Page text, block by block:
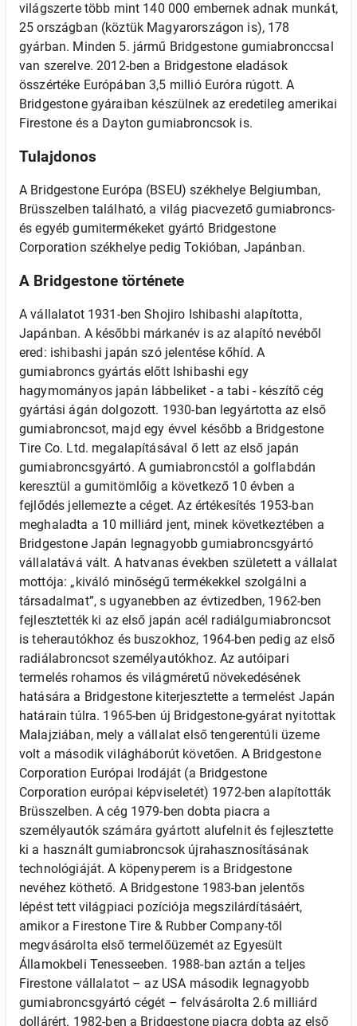
világszerte több mint 140 000 embernek adnak munkát,
25 országban (köztük Magyarországon is), 178
gyárban. Minden 5. jármű Bridgestone gumiabronccsal
van szerelve. 2012-ben a Bridgestone eladások
összértéke Európában 3,5 millió Euróra rúgott. A
Bridgestone gyáraiban készülnek az eredetileg amerikai
Firestone és a Dayton gumiabroncsok is.
Tulajdonos
A Bridgestone Európa (BSEU) székhelye Belgiumban,
Brüsszelben található, a világ piacvezető gumiabroncs-
és egyéb gumitermékeket gyártó Bridgestone
Corporation székhelye pedig Tokióban, Japánban.
A Bridgestone története
A vállalatot 1931-ben Shojiro Ishibashi alapította,
Japánban. A későbbi márkanév is az alapító nevéből
ered: ishibashi japán szó jelentése kőhíd. A
gumiabroncs gyártás előtt Ishibashi egy
hagymományos japán lábbeliket - a tabi - készítő cég
gyártási ágán dolgozott. 1930-ban legyártotta az első
gumiabroncsot, majd egy évvel később a Bridgestone
Tire Co. Ltd. megalapításával ő lett az első japán
gumiabroncsgyártó. A gumiabroncstól a golflabdán
keresztül a gumitömlőig a következő 10 évben a
fejlődés jellemezte a céget. Az értékesítés 1953-ban
meghaladta a 10 milliárd jent, minek következtében a
Bridgestone Japán legnagyobb gumiabroncsgyártó
vállalatává vált. A hatvanas években született a vállalat
mottója: „kiváló minőségű termékekkel szolgálni a
társadalmat”, s ugyanebben az évtizedben, 1962-ben
fejlesztették ki az első japán acél radiálgumiabroncsot
is teherautókhoz és buszokhoz, 1964-ben pedig az első
radiálabroncsot személyautókhoz. Az autóipari
termelés rohamos és világméretű növekedésének
hatására a Bridgestone kiterjesztette a termelést Japán
határain túlra. 1965-ben új Bridgestone-gyárat nyitottak
Malajziában, mely a vállalat első tengerentúli üzeme
volt a második világháborút követően. A Bridgestone
Corporation Európai Irodáját (a Bridgestone
Corporation európai képviseletét) 1972-ben alapították
Brüsszelben. A cég 1979-ben dobta piacra a
személyautók számára gyártott alufelnit és fejlesztette
ki a használt gumiabroncsok újrahasznosításának
technológiáját. A köpenyperem is a Bridgestone
nevéhez köthető. A Bridgestone 1983-ban jelentős
lépést tett világpiaci pozíciója megszilárdításáért,
amikor a Firestone Tire & Rubber Company-től
megvásárolta első termelőüzemét az Egyesült
Államokbeli Tenesseeben. 1988-ban aztán a teljes
Firestone vállalatot – az USA második legnagyobb
gumiabroncsgyártó cégét – felvásárolta 2.6 milliárd
dollárért. 1982-ben a Bridgestone piacra dobta az első